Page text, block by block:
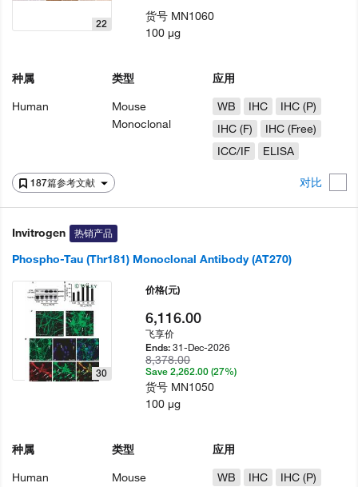
187篇参考文献 对比
22
种属
Human
类型
Mouse
Monoclonal
应用
WB
IHC
IHC (P)
IHC (F)
IHC (Free)
ICC/IF
ELISA
货号 MN1060
100 µg
Invitrogen 热销产品
Phospho-Tau (Thr181) Monoclonal Antibody (AT270)
30
种属
Human
类型
Mouse
应用
WB
IHC
IHC (P)
价格(元)
6,116.00
飞享价
Ends:31-Dec-2026
8,378.00
Save 2,262.00 (27%)
货号 MN1050
100 µg